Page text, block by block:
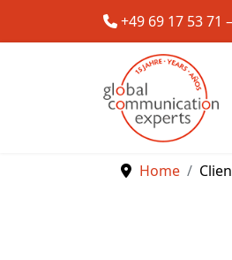
+49 69 17 53 71
Home